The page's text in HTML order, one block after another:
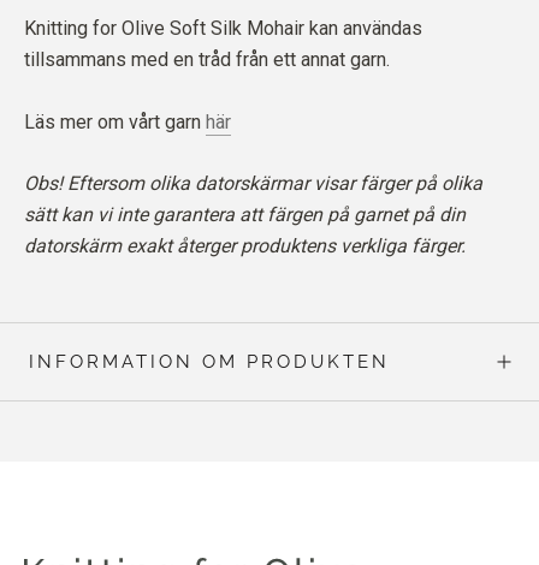
Knitting for Olive Soft Silk Mohair kan användas
tillsammans med en tråd från ett annat garn.
Läs mer om vårt garn här
Obs! Eftersom olika datorskärmar visar färger på olika
sätt kan vi inte garantera att färgen på garnet på din
datorskärm exakt återger produktens verkliga färger.
INFORMATION OM PRODUKTEN